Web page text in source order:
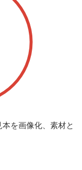
を画像化、素材と